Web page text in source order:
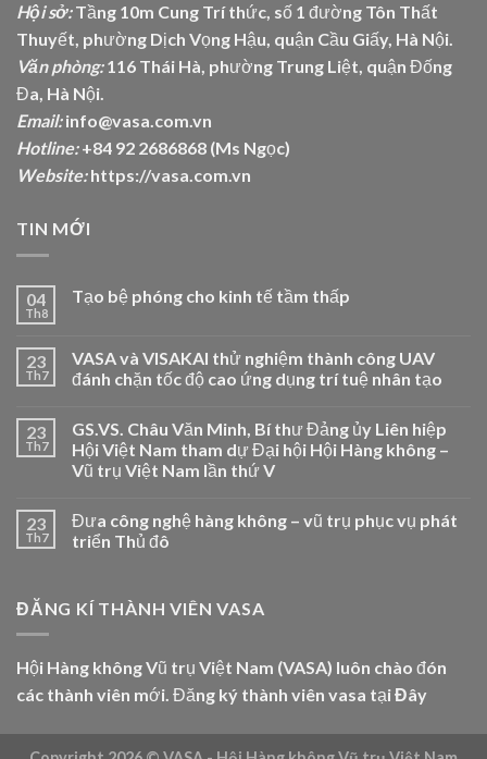
Hội sở:Tầng 10m Cung Trí thức, số 1 đường Tôn Thất
Thuyết, phường Dịch Vọng Hậu, quận Cầu Giấy, Hà Nội.
Văn phòng:116 Thái Hà, phường Trung Liệt, quận Đống
Đa, Hà Nội.
Email:info@vasa.com.vn
Hotline:+84 92 2686868 (Ms Ngọc)
Website: https://vasa.com.vn
TIN MỚI
04
Th8
Tạo bệ phóng cho kinh tế tầm thấp
23
Th7
VASA và VISAKAI thử nghiệm thành công UAV
đánh chặn tốc độ cao ứng dụng trí tuệ nhân tạo
23
Th7
GS.VS. Châu Văn Minh, Bí thư Đảng ủy Liên hiệp
Hội Việt Nam tham dự Đại hội Hội Hàng không –
Vũ trụ Việt Nam lần thứ V
23
Th7
Đưa công nghệ hàng không – vũ trụ phục vụ phát
triển Thủ đô
ĐĂNG KÍ THÀNH VIÊN VASA
Hội Hàng không Vũ trụ Việt Nam (VASA) luôn chào đón
các thành viên mới. Đăng ký thành viên vasa tạiĐây